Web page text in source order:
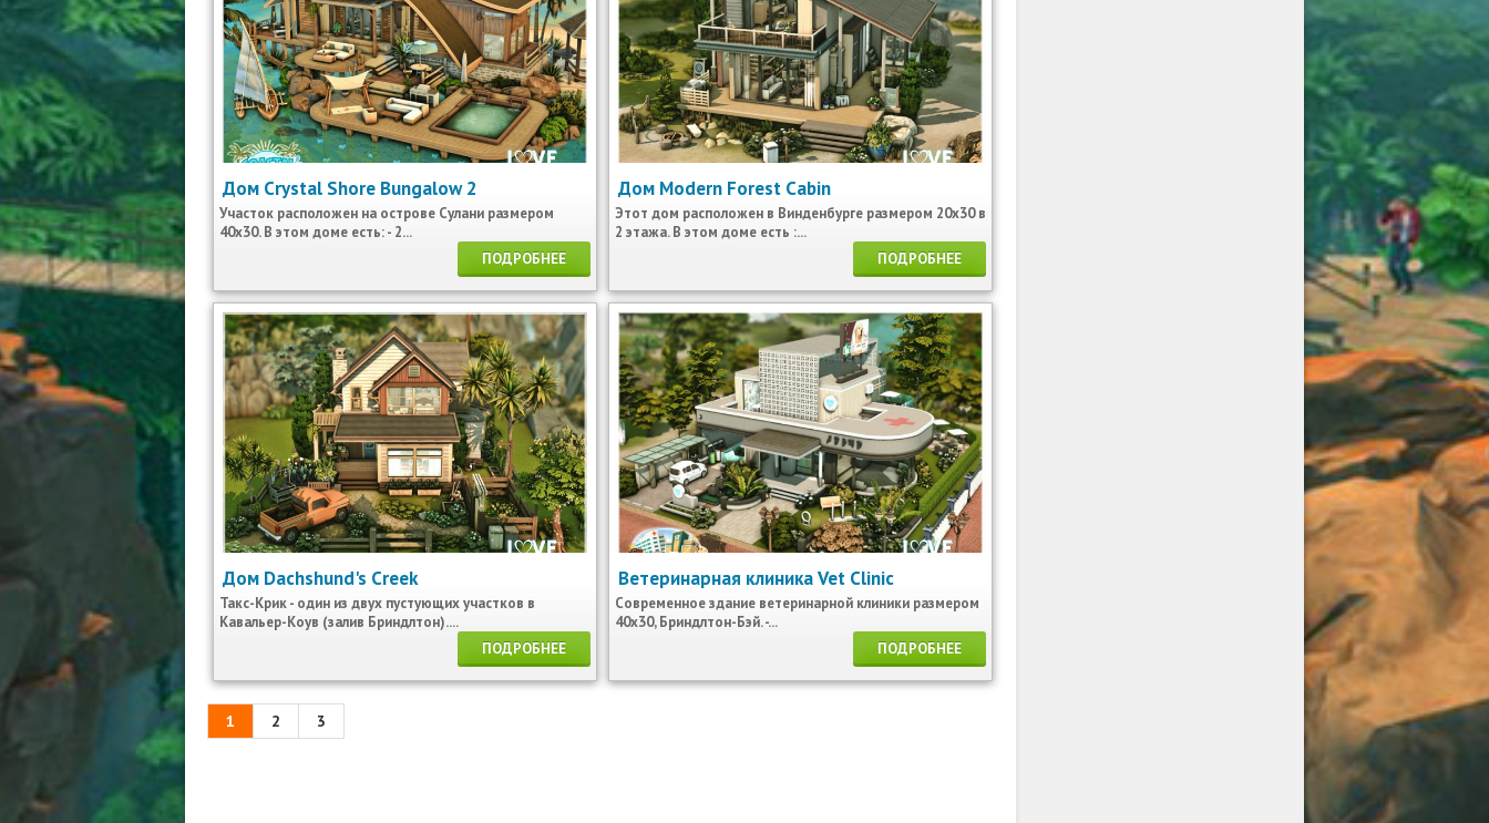
Дом Crystal Shore Bungalow 2
Участок расположен на острове Сулани размером
40х30. В этом доме есть: - 2...
ПОДРОБНЕЕ
Дом Modern Forest Cabin
Этот дом расположен в Винденбурге размером 20х30 в
2 этажа. В этом доме есть :...
ПОДРОБНЕЕ
Дом Dachshund's Creek
Такс-Крик - один из двух пустующих участков в
Кавальер-Коув (залив Бриндлтон)....
ПОДРОБНЕЕ
Ветеринарная клиника Vet Clinic
Современное здание ветеринарной клиники размером
40х30, Бриндлтон-Бэй. -...
ПОДРОБНЕЕ
1 2 3